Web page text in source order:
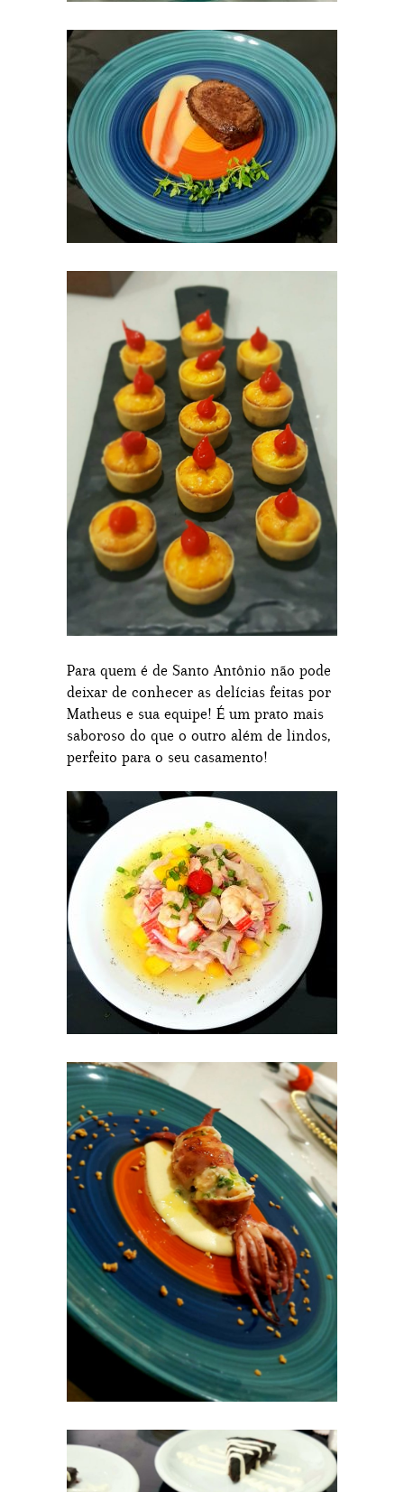
Para quem é de Santo Antônio não pode
deixar de conhecer as delícias feitas por
Matheus e sua equipe! É um prato mais
saboroso do que o outro além de lindos,
perfeito para o seu casamento!